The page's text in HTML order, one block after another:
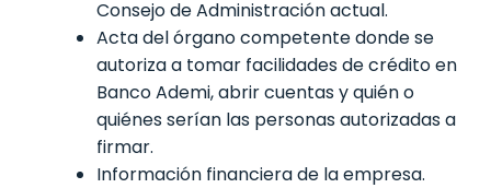
Consejo de Administración actual.
Acta del órgano competente donde se
autoriza a tomar facilidades de crédito en
Banco Ademi, abrir cuentas y quién o
quiénes serían las personas autorizadas a
firmar.
Información financiera de la empresa.